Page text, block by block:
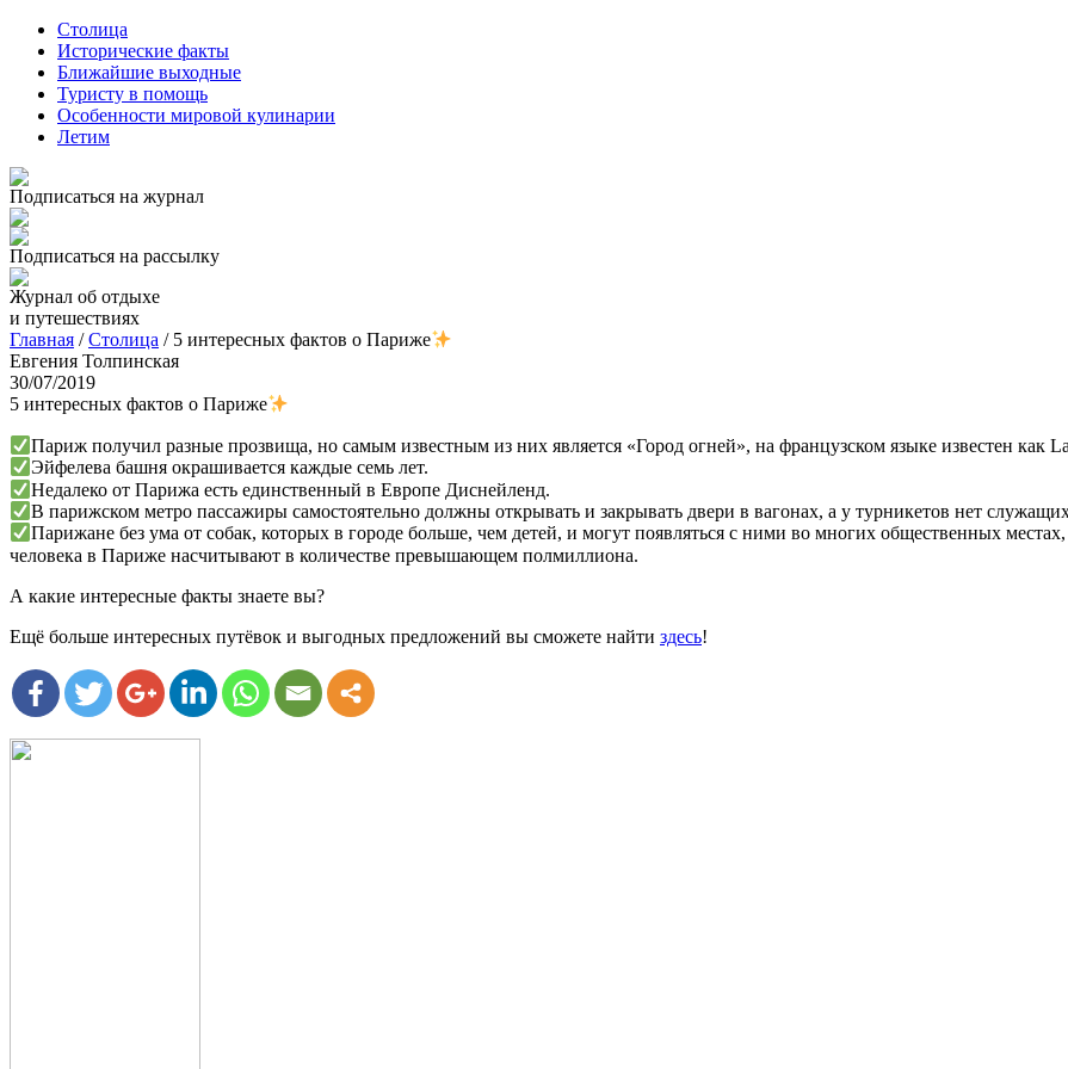
Столица
Исторические факты
Ближайшие выходные
Туристу в помощь
Особенности мировой кулинарии
Летим
Подписаться на журнал
Подписаться на рассылку
Журнал об отдыхе
и путешествиях
Главная /Столица / 5 интересных фактов о Париже
Евгения Толпинская
30/07/2019
5 интересных фактов о Париже
Париж получил разные прозвища, но самым известным из них является «Город огней», на французском языке известен как
Эйфелева башня окрашивается каждые семь лет.
Недалеко от Парижа есть единственный в Европе Диснейленд.
В парижском метро пассажиры самостоятельно должны открывать и закрывать двери в вагонах, а у турникетов нет
Парижане без ума от собак, которых в городе больше, чем детей, и могут появляться с ними во многих общественных
человека в Париже насчитывают в количестве превышающем полмиллиона.
А какие интересные факты знаете вы?
Ещё больше интересных путёвок и выгодных предложений вы сможете найти здесь!